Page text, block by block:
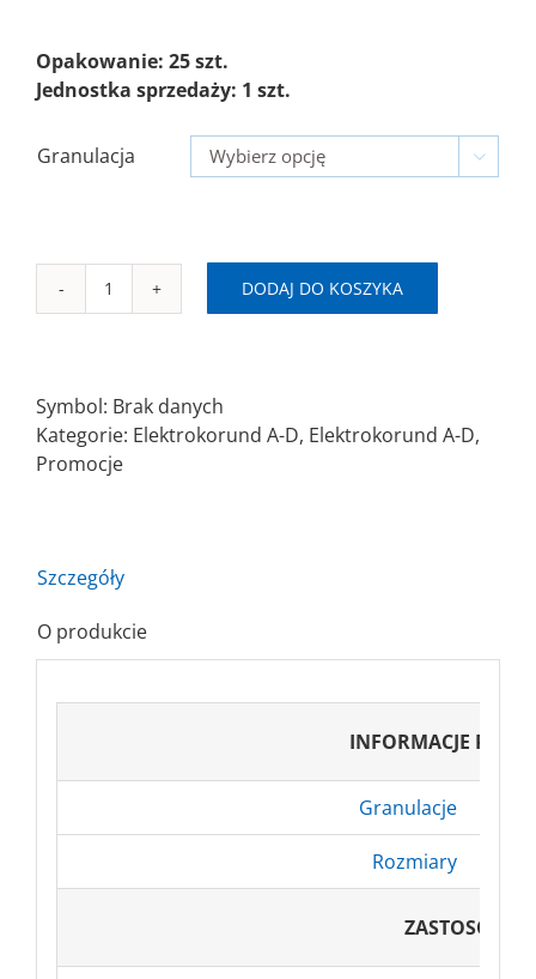
Opakowanie: 25 szt.
Jednostka sprzedaży: 1 szt.
Granulacja 
ilość
na
rzep
micro
DODAJ DO KOSZYKA
Symbol: Brak danych
Kategorie: Elektrokorund A-D, Elektrokorund A-D,
Promocje
Szczegóły
O produkcie
INFORMACJE
Granulacje
Rozmiary